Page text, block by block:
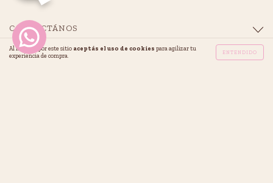
Al navegar por este sitio aceptás el uso de cookies para agilizar tu
experiencia de compra.
ENTENDIDO
CONTACTÁNOS